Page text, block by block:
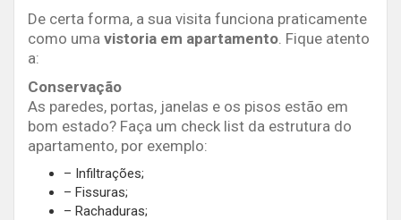
De certa forma, a sua visita funciona praticamente
como uma vistoria em apartamento . Fique atento
a:
Conservação
As paredes, portas, janelas e os pisos estão em
bom estado? Faça um check list da estrutura do
apartamento, por exemplo:
– Infiltrações;
– Fissuras;
– Rachaduras;